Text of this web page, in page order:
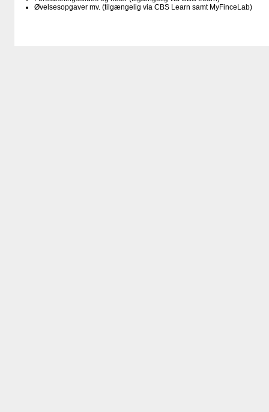
Øvelsesopgaver mv. (tilgængelig via CBS Learn samt MyFinceLab)